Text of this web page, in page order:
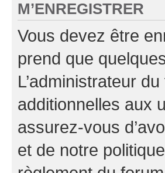
M’ENREGISTRER
Vous devez être
prend que
L’administrateur
additionnelles aux
assurez-vous
et de notre